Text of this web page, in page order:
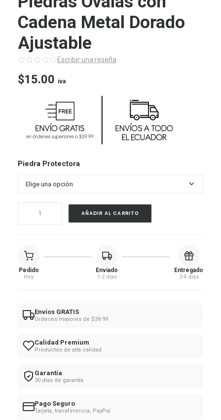
Cadena Metal Dorado
Ajustable
Escribir una reseña
$15.00 iva
Piedra Protectora
con
Cadena
Ajustable
cantidad
AÑADIR AL CARRITO
Pedido
Hoy
Enviado
1-2 días
Entregado
2-4 días
Envíos GRATIS
Ordenes mayores de $39.99
Calidad Premium
Productos de alta calidad
Garantía
30 días de garantía
Pago Seguro
Tarjeta, transferencia, PayPal